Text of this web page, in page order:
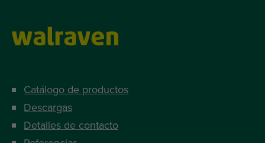
Catálogo de productos
Descargas
Detalles de contacto